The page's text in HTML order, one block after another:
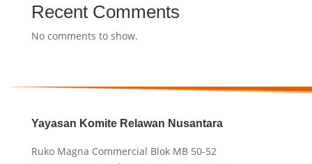
Recent Comments
No comments to show.
Yayasan Komite Relawan Nusantara
Ruko Magna Commercial Blok MB 50-52